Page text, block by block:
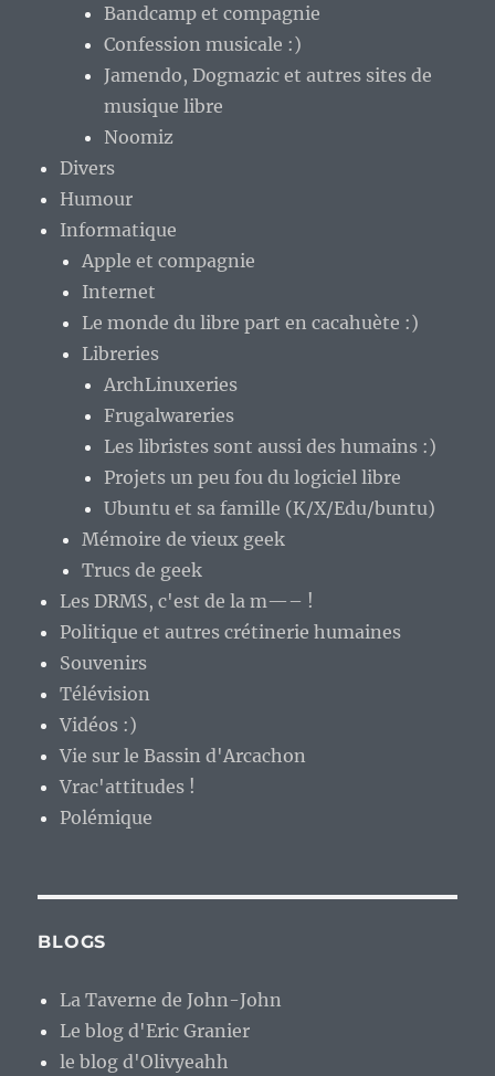
Bandcamp et compagnie
Confession musicale :)
Jamendo, Dogmazic et autres sites de
musique libre
Noomiz
Divers
Humour
Informatique
Apple et compagnie
Internet
Le monde du libre part en cacahuète :)
Libreries
ArchLinuxeries
Frugalwareries
Les libristes sont aussi des humains :)
Projets un peu fou du logiciel libre
Ubuntu et sa famille (K/X/Edu/buntu)
Mémoire de vieux geek
Trucs de geek
Les DRMS, c'est de la m—– !
Politique et autres crétinerie humaines
Souvenirs
Télévision
Vidéos :)
Vie sur le Bassin d'Arcachon
Vrac'attitudes !
Polémique
BLOGS
La Taverne de John-John
Le blog d'Eric Granier
le blog d'Olivyeahh